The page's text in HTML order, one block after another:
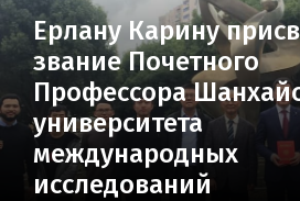
Ерлану Карину
звание Почетного
Профессора
университета
международных
исследований